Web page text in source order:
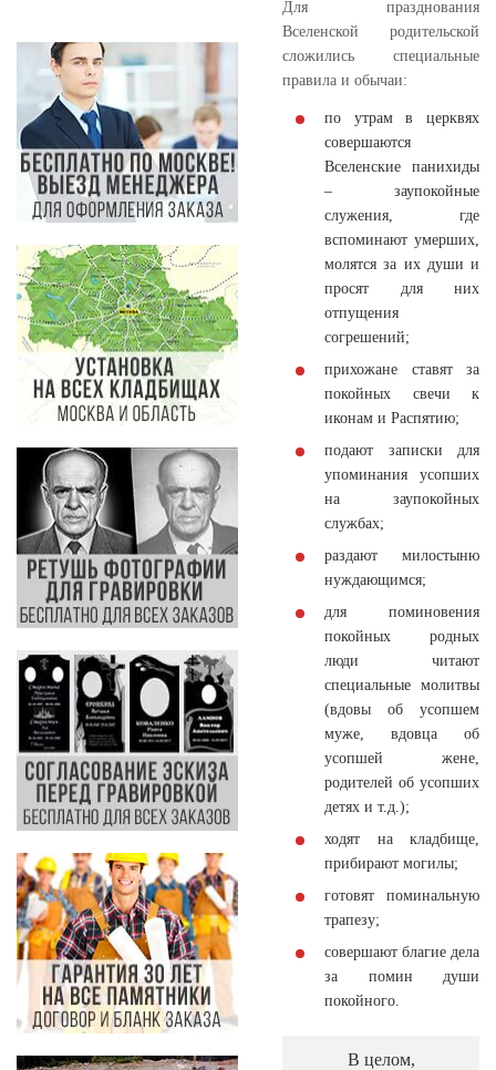
Для празднования
Вселенской родительской
сложились специальные
правила и обычаи:
по утрам в церквях
совершаются
Вселенские панихиды
– заупокойные
служения, где
вспоминают умерших,
молятся за их души и
просят для них
отпущения
согрешений;
прихожане ставят за
покойных свечи к
иконам и Распятию;
подают записки для
упоминания усопших
на заупокойных
службах;
раздают милостыню
нуждающимся;
для поминовения
покойных родных
люди читают
специальные молитвы
(вдовы об усопшем
муже, вдовца об
усопшей жене,
родителей об усопших
детях и т.д.);
ходят на кладбище,
прибирают могилы;
готовят поминальную
трапезу;
совершают благие дела
за помин души
покойного.
В целом,